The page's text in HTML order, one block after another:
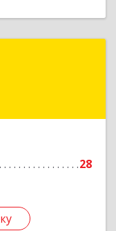
28